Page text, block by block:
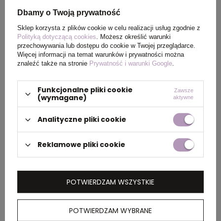
Kolor niebieski
PAKOWANIE
Wymiary
kartonu
zewnętrznego
34 x 58 x 23 cm
41 x 60 x
28 cm
Waga
kartonu
7 kg,12 kg
Dbamy o Twoją prywatność
Sklep korzysta z plików cookie w celu realizacji usług zgodnie z
Polityką dotyczącą cookies. Możesz określić warunki
przechowywania lub dostępu do cookie w Twojej przeglądarce.
Więcej informacji na temat warunków i prywatności można
znaleźć także na stronie Prywatność i warunki Google.
Funkcjonalne pliki cookie
(wymagane)
Zawsze
aktywne
Analityczne pliki cookie
Reklamowe pliki cookie
POTWIERDZAM WYBRANE
POTWIERDZAM WSZYSTKIE